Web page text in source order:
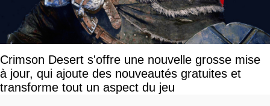
Crimson Desert s'offre une nouvelle grosse mise
à jour, qui ajoute des nouveautés gratuites et
transforme tout un aspect du jeu